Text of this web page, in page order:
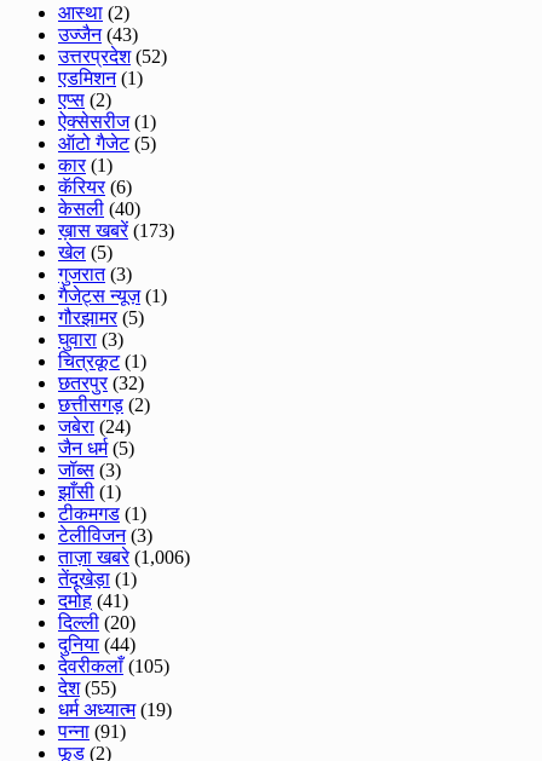
आस्था (2)
उज्जैन(43)
उत्तरप्रदेश(52)
एडमिशन(1)
एप्स (2)
ऐक्सेसरीज(1)
ऑटो गैजेट(5)
कार(1)
कॅरियर(6)
केसली (40)
ख़ास खबरें(173)
खेल (5)
गुजरात(3)
गैजेट्स न्यूज़(1)
गौरझामर(5)
घुवारा (3)
चित्रकूट(1)
छतरपुर(32)
छत्तीसगड़ (2)
जबेरा (24)
जैन धर्म(5)
जॉब्स (3)
झाँसी (1)
टीकमगड (1)
टेलीविजन(3)
ताज़ा खबरे(1,006)
तेंदूखेड़ा (1)
दमोह (41)
दिल्ली (20)
दुनिया (44)
देवरीकलाँ(105)
देश(55)
धर्म अध्यात्म(19)
पन्ना (91)
फूड (2)